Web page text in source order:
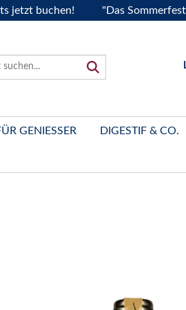
buchen! "Das Sommerfest
GENIESSER DIGESTIF & CO.